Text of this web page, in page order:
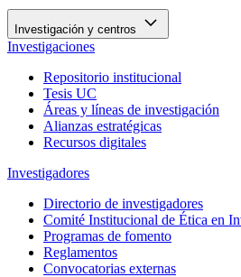
Investigación y centros
Investigaciones
Repositorio institucional
Tesis UC
Áreas y líneas de investigación
Alianzas estratégicas
Recursos digitales
Investigadores
Directorio de investigadores
Comité Institucional de Ética en
Programas de fomento
Reglamentos
Convocatorias externas